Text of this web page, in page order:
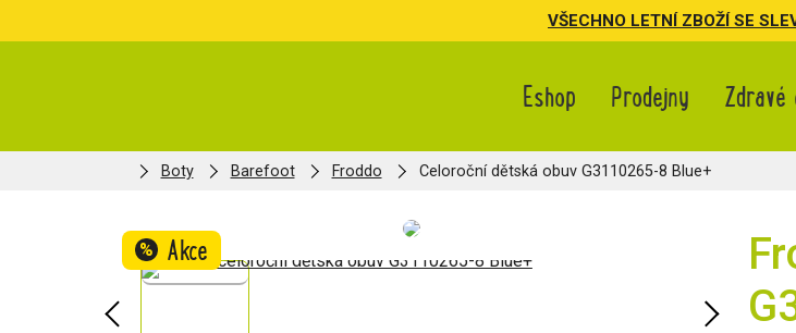
VŠECHNO LETNÍ ZBOŽÍ SE
Eshop Prodejny
Boty Barefoot Froddo Celoroční dětská obuv G3110265-8 Blue+
% Akce